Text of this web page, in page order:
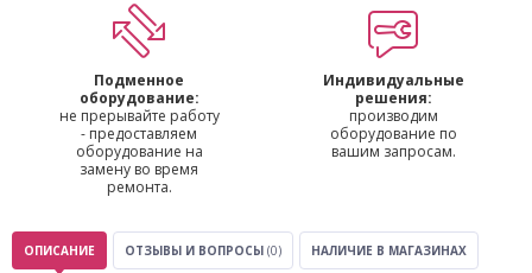
Подменное
оборудование:
не прерывайте работу
- предоставляем
оборудование на
замену во время
ремонта.
Индивидуальные
решения:
производим
оборудование по
вашим запросам.
ОПИСАНИЕ ОТЗЫВЫ И ВОПРОСЫ (0) НАЛИЧИЕ В МАГАЗИНАХ